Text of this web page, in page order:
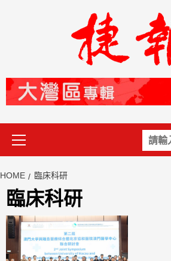
關
鍵
Primary
Menu
HOME 臨床科研
臨床科研